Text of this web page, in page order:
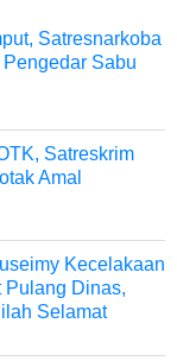
Satresnarkoba
Sabu
Satreskrim
Amal
Kecelakaan
Pulang Dinas,
Selamat